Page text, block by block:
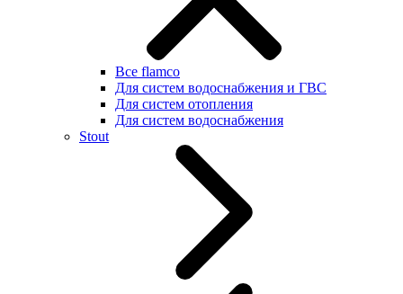
Все flamco
Для систем водоснабжения и ГВС
Для систем отопления
Для систем водоснабжения
Stout